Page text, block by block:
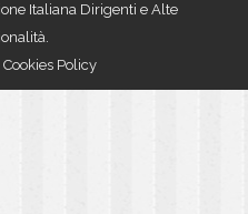
Italiana Dirigenti e Alte
Cookies Policy